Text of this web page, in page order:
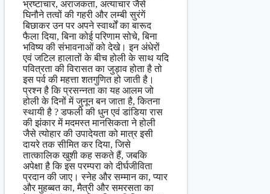
भ्रष्टाचार, अराजकता, अत्याचार जैसे
घिनौने तत्वों की गहरी और लम्बी सुरंगें
बिछाकर उन पर अपने स्वार्थों का बारूद
फैला दिया, बिना कोई परिणाम सोचे, बिना
भविष्य की संभावनाओं को देखे। इन अंधेरों
एवं जटिल हालातों के बीच होली के साथ यदि
पवित्रता की विरासत का जुड़ाव होता है तो
इस पर्व की महत्ता शतगुणित हो जाती है।
प्रश्न है कि प्रसन्नता का यह आलम जो
होली के दिनों में जुनून बन जाता है, कितना
स्थायी है ? डफली की धुन एवं डांडिया रास
की झंकार में मदमस्त मानसिकता ने होली
जैसे त्योहार की उपादेयता को मात्र इसी
दायरे तक सीमित कर दिया, जिसे
तात्कालिक खुशी कह सकते हैं, जबकि
अपेक्षा है कि इस परम्परा को दीर्घजीविता
प्रदान की जाए। स्नेह और सम्मान का, प्यार
और मुहब्बत का, मैत्री और समरसता का